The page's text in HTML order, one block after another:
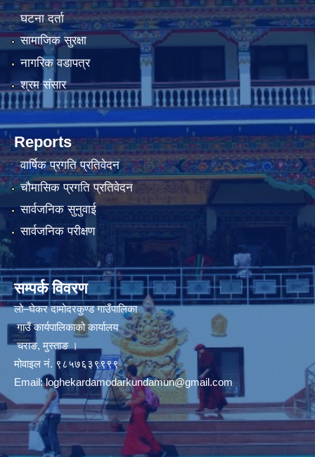
घटना दर्ता
सामाजिक सुरक्षा
नागरिक वडापत्र
श्रम संसार
Reports
वार्षिक प्रगति प्रतिवेदन
चौमासिक प्रगति प्रतिवेदन
सार्वजनिक सुनुवाई
सार्वजनिक परीक्षण
सम्पर्क विवरण
लो–घेकर दामोदरकुण्ड गाउँपालिका
गाउँ कार्यपालिकाको कार्यालय
चराङ, मुस्ताङ ।
मोवाइल नं. ९८५७६३९९९९
Email:loghekardamodarkundamun@gmail.com